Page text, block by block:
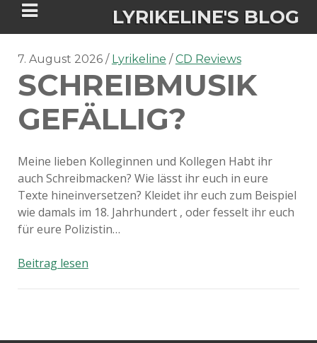
LYRIKELINE'S BLOG
Tania Morgan's Blog über alles, was
sie im Leben bewegt.
ÜBER DIE AUTORIN
IGASHO UND CHIMALIS KAYA
NIEMALS FÜR IMMER (ROMAN)
BÜCHERSHOPS
DATENSCHUTZERKLÄRUNG
7. August 2026 Lyrikeline CD Reviews
SCHREIBMUSIK
GEFÄLLIG?
Meine lieben Kolleginnen und Kollegen Habt ihr
auch Schreibmacken? Wie lässt ihr euch in eure
Texte hineinversetzen? Kleidet ihr euch zum Beispiel
wie damals im 18. Jahrhundert , oder fesselt ihr euch
für eure Polizistin…
Beitrag lesenSchreibmusik